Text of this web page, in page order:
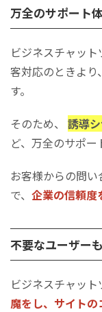
万全のサポート
ビジネスチャッ
客対応のときよ
す。
そのため、 誘導
ど、万全のサポー
お客様からの問
で、 企業の信頼度
不要なユーザー
ビジネスチャット
魔をし、サイト